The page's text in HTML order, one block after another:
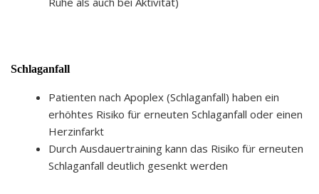
Schlaganfall
Patienten nach Apoplex (Schlaganfall) haben ein
erhöhtes Risiko für erneuten Schlaganfall oder einen
Herzinfarkt
Durch Ausdauertraining kann das Risiko für erneuten
Schlaganfall deutlich gesenkt werden